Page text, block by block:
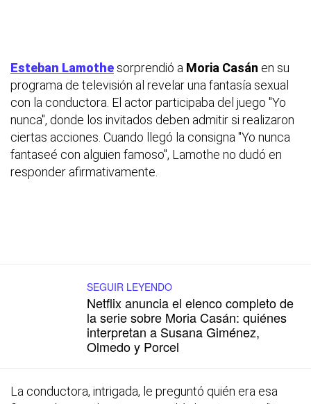
Esteban Lamothe sorprendió a Moria Casán en su
programa de televisión al revelar una fantasía sexual
con la conductora. El actor participaba del juego "Yo
nunca", donde los invitados deben admitir si realizaron
ciertas acciones. Cuando llegó la consigna "Yo nunca
fantaseé con alguien famoso", Lamothe no dudó en
responder afirmativamente.
SEGUIR LEYENDO
Netflix anuncia el elenco completo de
la serie sobre Moria Casán: quiénes
interpretan a Susana Giménez,
Olmedo y Porcel
La conductora, intrigada, le preguntó quién era esa